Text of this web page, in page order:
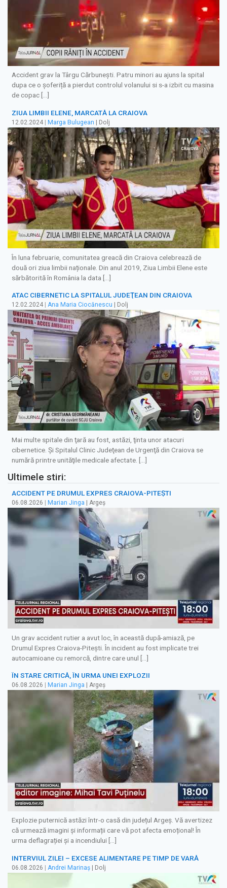
Accident grav la Târgu Cărbunești. Patru minori au ajuns la spital
dupa ce o șoferiță a pierdut controlul volanului si s-a izbit cu masina
de copac […]
ZIUA LIMBII ELENE, MARCATĂ LA CRAIOVA
12.02.2024 | Marga Bulugean | Dolj
În luna februarie, comunitatea greacă din Craiova celebrează de
două ori ziua limbii naționale. Din anul 2019, Ziua Limbii Elene este
sărbătorită în România la data […]
ATAC CIBERNETIC LA SPITALUL JUDEŢEAN DIN CRAIOVA
12.02.2024 Ana Maria Ciocănescu | Dolj
Mai multe spitale din ţară au fost, astăzi, ţinta unor atacuri
cibernetice. Şi Spitalul Clinic Judeţean de Urgenţă din Craiova se
numără printre unităţile medicale afectate. […]
Ultimele stiri:
ACCIDENT PE DRUMUL EXPRES CRAIOVA-PITEȘTI
06.08.2026 Marian Jinga | Argeș
Un grav accident rutier a avut loc, în această după-amiază, pe
Drumul Expres Craiova-Pitești. În incident au fost implicate trei
autocamioane cu remorcă, dintre care unul […]
ÎN STARE CRITICĂ, ÎN URMA UNEI EXPLOZII
06.08.2026 Marian Jinga | Argeș
Explozie puternică astăzi într-o casă din județul Argeș. Vă avertizez
că urmează imagini și informații care vă pot afecta emoțional! În
urma deflagrației și a incendiului […]
INTERVIUL ZILEI – EXCESE ALIMENTARE PE TIMP DE VARĂ
06.08.2026 | Andrei Marinaș | Dolj